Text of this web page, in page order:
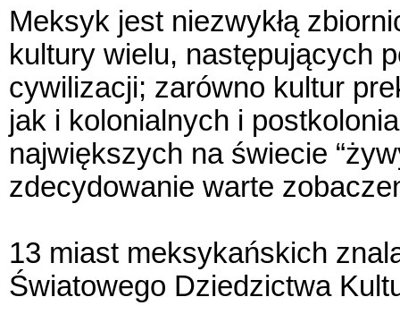
Meksyk jest niezwykłą
kultury wielu, następujących
cywilizacji; zarówno kultur
jak i kolonialnych i
największych na świecie
zdecydowanie warte
13 miast meksykańskich
Światowego Dziedzictwa